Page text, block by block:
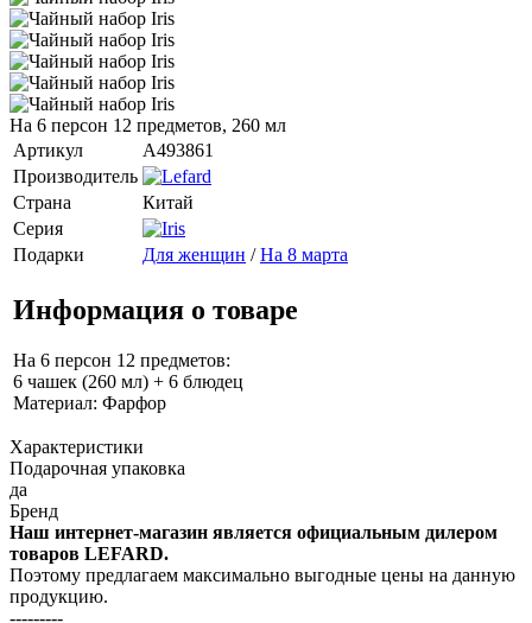
На 6 персон 12 предметов, 260 мл
Артикул
A493861
Производитель
Страна
Китай
Серия
Подарки
Для женщин /На 8 марта
Информация о товаре
На 6 персон 12 предметов:
6 чашек (260 мл) + 6 блюдец
Материал: Фарфор
Характеристики
Подарочная упаковка
да
Бренд
Наш интернет-магазин является официальным дилером
товаров LEFARD.
Поэтому предлагаем максимально выгодные цены на данную
продукцию.
---------